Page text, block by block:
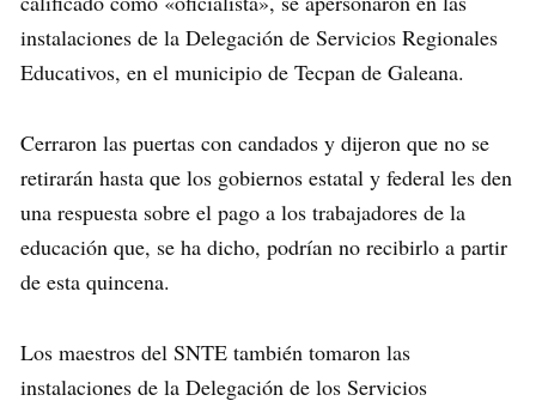
instalaciones de la Delegación de Servicios Regionales
Educativos, en el municipio de Tecpan de Galeana.
Cerraron las puertas con candados y dijeron que no se
retirarán hasta que los gobiernos estatal y federal les den
una respuesta sobre el pago a los trabajadores de la
educación que, se ha dicho, podrían no recibirlo a partir
de esta quincena.
Los maestros del SNTE también tomaron las
instalaciones de la Delegación de los Servicios